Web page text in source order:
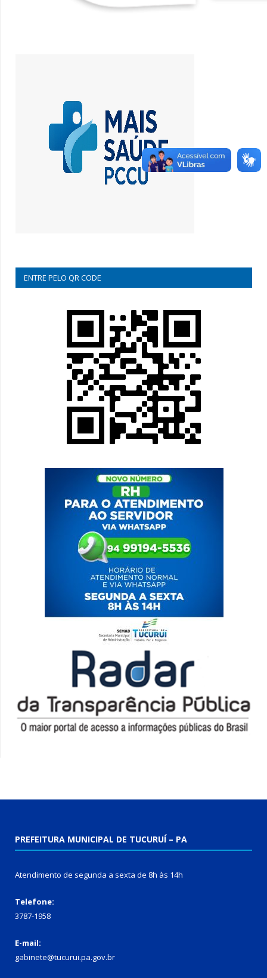
ENTRE PELO QR CODE
PREFEITURA MUNICIPAL DE TUCURUÍ – PA
Atendimento de segunda a sexta de 8h às 14h
Telefone:
3787-1958
E-mail:
gabinete@tucurui.pa.gov.br